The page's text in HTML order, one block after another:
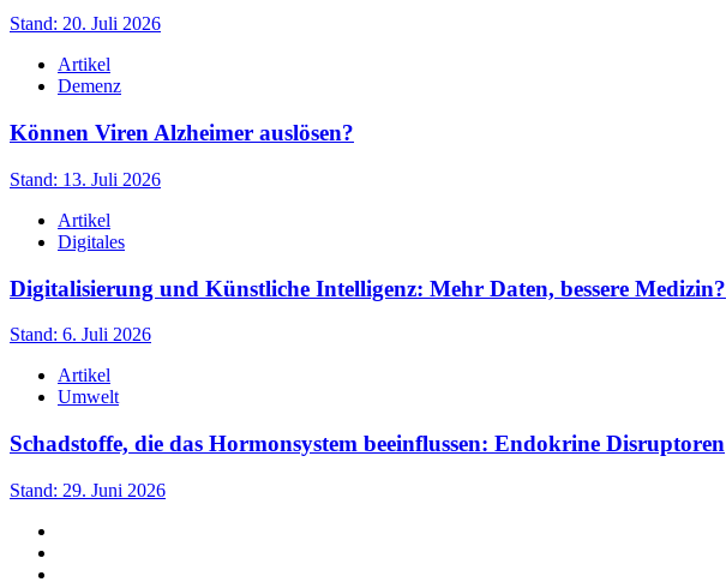
Stand: 20. Juli 2026
Artikel
Demenz
Können Viren Alzheimer auslösen?
Stand: 13. Juli 2026
Artikel
Digitales
Digitalisierung und Künstliche Intelligenz: Mehr Daten, bessere Medizin?
Stand: 6. Juli 2026
Artikel
Umwelt
Schadstoffe, die das Hormonsystem beeinflussen: Endokrine Disruptoren
Stand: 29. Juni 2026